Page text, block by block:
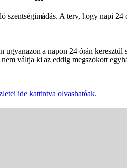
szentségimádás. A terv, hogy napi
a napon 24 órán
váltja ki az eddig megszokott
ide kattintva olvashatóak.